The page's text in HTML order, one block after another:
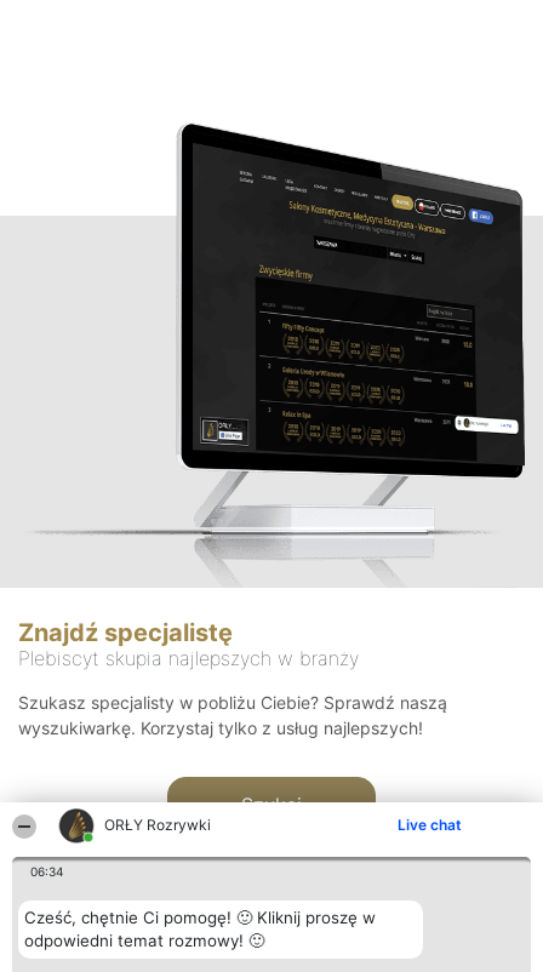
ORŁY Rozrywki Live chat
06:34
Cześć, chętnie Ci pomogę! 🙂 Kliknij proszę w
odpowiedni temat rozmowy! 🙂
Znajdź specjalistę
Plebiscyt skupia najlepszych w branży
Szukasz specjalisty w pobliżu Ciebie? Sprawdź naszą
wyszukiwarkę. Korzystaj tylko z usług najlepszych!
Szukaj